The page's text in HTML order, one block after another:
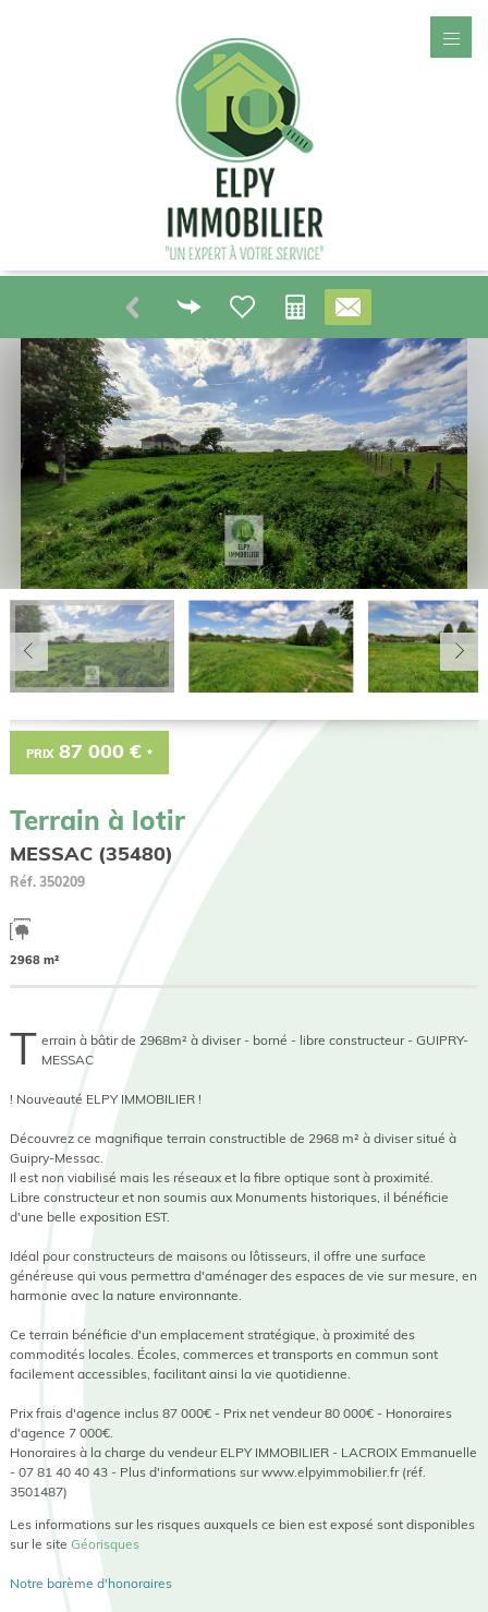
PRIX87 000 € *
Terrain à lotir
MESSAC (35480)
Réf. 350209
2968 m²
T errain à bâtir de 2968m² à diviser - borné - libre constructeur - GUIPRY-
MESSAC
! Nouveauté ELPY IMMOBILIER !
Découvrez ce magnifique terrain constructible de 2968 m² à diviser situé à
Guipry-Messac.
Il est non viabilisé mais les réseaux et la fibre optique sont à proximité.
Libre constructeur et non soumis aux Monuments historiques, il bénéficie
d'une belle exposition EST.
Idéal pour constructeurs de maisons ou lôtisseurs, il offre une surface
généreuse qui vous permettra d'aménager des espaces de vie sur mesure, en
harmonie avec la nature environnante.
Ce terrain bénéficie d'un emplacement stratégique, à proximité des
commodités locales. Écoles, commerces et transports en commun sont
facilement accessibles, facilitant ainsi la vie quotidienne.
Prix frais d'agence inclus 87 000€ - Prix net vendeur 80 000€ - Honoraires
d'agence 7 000€.
Honoraires à la charge du vendeur ELPY IMMOBILIER - LACROIX Emmanuelle
- 07 81 40 40 43 - Plus d'informations sur www.elpyimmobilier.fr (réf.
3501487)
Les informations sur les risques auxquels ce bien est exposé sont disponibles
sur le site Géorisques
Notre barème d'honoraires